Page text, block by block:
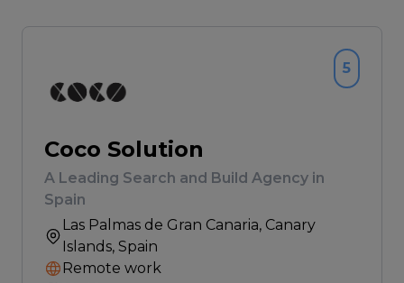
Coco Solution
A Leading Search and Build Agency in
Spain
Las Palmas de Gran Canaria, Canary
Islands, Spain
Remote work
5